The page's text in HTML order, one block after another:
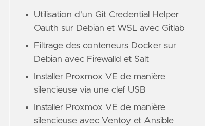
Utilisation d'un Git Credential Helper
Oauth sur Debian et WSL avec Gitlab
Filtrage des conteneurs Docker sur
Debian avec Firewalld et Salt
Installer Proxmox VE de manière
silencieuse via une clef USB
Installer Proxmox VE de manière
silencieuse avec Ventoy et Ansible